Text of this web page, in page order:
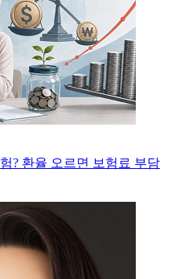
? 환율 오르면 보험료 부담